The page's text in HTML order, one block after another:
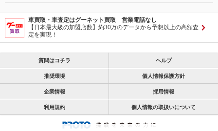
車買取・車査定はグーネット買取 営業電話なし
【日本最大級の加盟店数】約30万のデータから予想以上の高額査
定を実現！
質問はコチラ ヘルプ
推奨環境 個人情報保護方針
企業情報 採用情報
利用規約 個人情報の取扱いについて